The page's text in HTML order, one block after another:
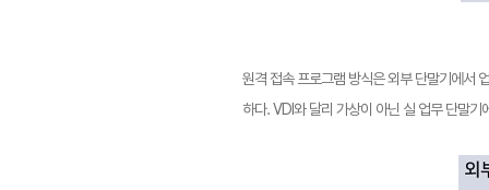
원격 접속 프로그램 방식은 외부 단말기에서
하다. VDI와 달리 가상이 아닌 실 업무 단말